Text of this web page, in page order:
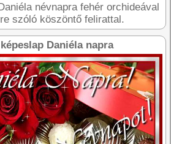
névnapra fehér orchideával
szóló köszöntő felirattal.
Daniéla napra